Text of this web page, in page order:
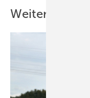
Weitere Inhalte